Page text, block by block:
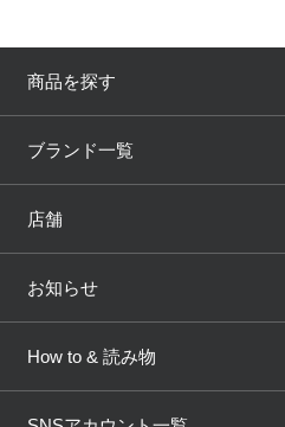
商品を探す
アイテム
トピックス
ブランド一覧
WACOAL
AMPHI
店舗
店舗を探す
ブラ無料診断
お知らせ
新着情報
How to & 読み物
下着の基礎知識